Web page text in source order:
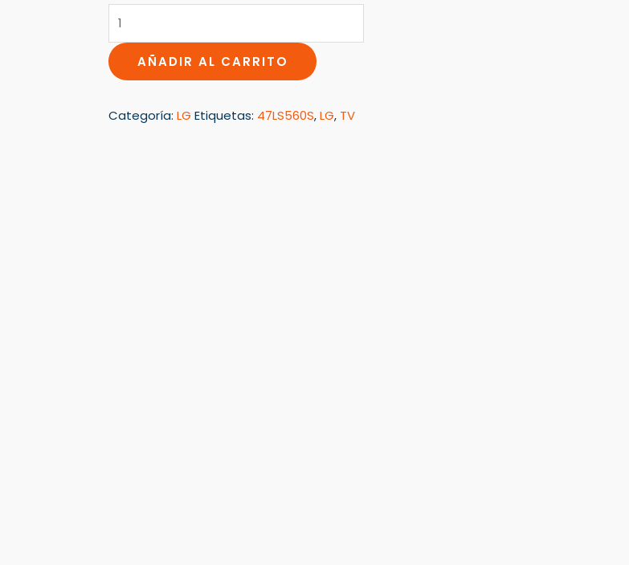
AÑADIR AL CARRITO
Categoría: LG Etiquetas: 47LS560S,LG, TV